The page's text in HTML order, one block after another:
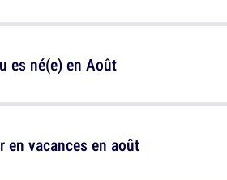
en vacances en août
es né(e) en Août